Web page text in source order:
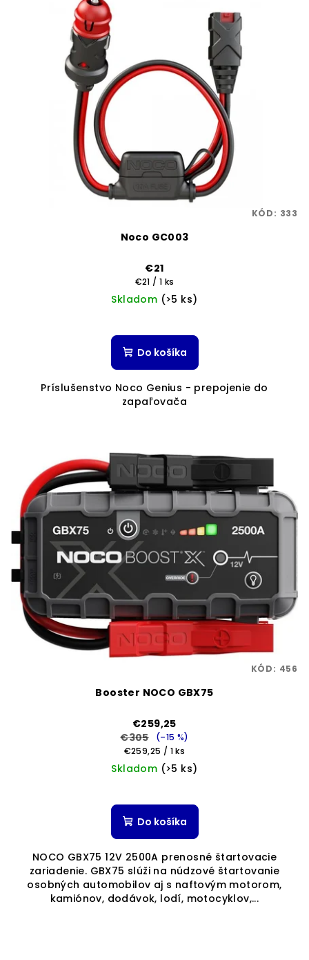
Noco GC003
€21
Jednotková
cena:
€21 / 1 ks
Skladom (>5 ks)
Do košíka
Príslušenstvo Noco Genius - prepojenie do
zapaľovača
KÓD: 333
Booster NOCO GBX75
€259,25
€305
(–15 %)
Jednotková
cena:
€259,25 / 1 ks
Skladom (>5 ks)
hodnotenie
produktu
z
5
hviezdičiek.
Do košíka
NOCO GBX75 12V 2500A prenosné štartovacie
zariadenie. GBX75 slúži na núdzové štartovanie
osobných automobilov aj s naftovým motorom,
kamiónov, dodávok, lodí, motocyklov,...
KÓD: 456